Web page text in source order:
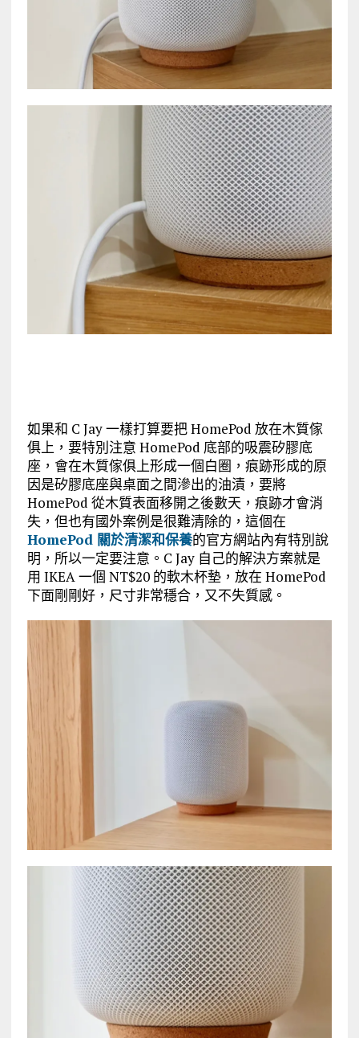
如果和 C Jay 一樣打算要把 HomePod 放在木質傢
俱上，要特別注意 HomePod 底部的吸震矽膠底
座，會在木質傢俱上形成一個白圈，痕跡形成的原
因是矽膠底座與桌面之間滲出的油漬，要將
HomePod 從木質表面移開之後數天，痕跡才會消
失，但也有國外案例是很難清除的，這個在
HomePod 關於清潔和保養的官方網站內有特別說
明，所以一定要注意。C Jay 自己的解決方案就是
用 IKEA 一個 NT$20 的軟木杯墊，放在 HomePod
下面剛剛好，尺寸非常穩合，又不失質感。